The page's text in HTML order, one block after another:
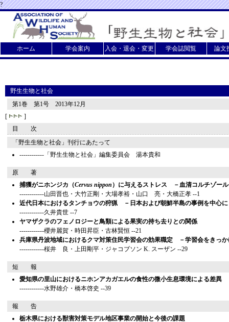
?
ホーム 学会案内 入会・退会・変更 学会誌閲覧 論文
野生生物と社会
第1巻 第1号 2013年12月
[
]
目 次
「野生生物と社会」刊行にあたって
------------「野生生物と社会」編集委員会 湯本貴和
原 著
捕獲がニホンジカ（Cervus nippon ）に与えるストレス －血清コルチゾー
------------山田晋也・大竹正剛・大場孝裕・山口 亮・大橋正孝 --1
近代日本におけるタンチョウの狩猟 －日本および朝鮮半島の事例を中心に
------------久井貴世 --7
ヤマザクラのフェノロジーと鳥類による果実の持ち去りとの関係
------------櫻井麗賀・時田昇臣・古林賢恒 --21
兵庫県丹波地域におけるクマ対策住民学習会の効果職定 －学習会をきっ
------------桜井 良・上田剛平・ジャコブソン K. スーザン --29
短 報
愛知県の里山におけるニホンアカガエルの食性の微小生息環境による差異
------------水野雄介・橋本啓史 --39
報 告
栃木県における獣害対策モデル地区事業の開始と今後の課題